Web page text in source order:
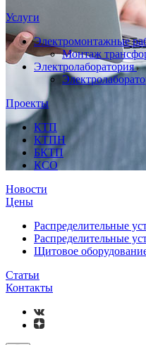
Услуги
Электромонтажные
Монтаж
Электролаборатория
Проекты
КТП
КТПН
БКТП
КСО
Новости
Цены
Распределительные
Распределительные
Щитовое
Статьи
Контакты